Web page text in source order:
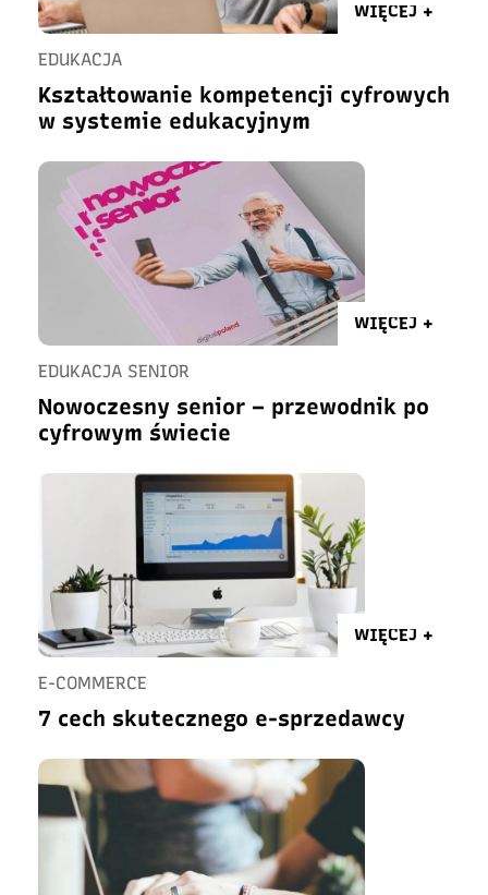
WIĘCEJ +
EDUKACJA
Kształtowanie kompetencji cyfrowych
w systemie edukacyjnym
WIĘCEJ +
EDUKACJA SENIOR
Nowoczesny senior – przewodnik po
cyfrowym świecie
WIĘCEJ +
E-COMMERCE
7 cech skutecznego e-sprzedawcy